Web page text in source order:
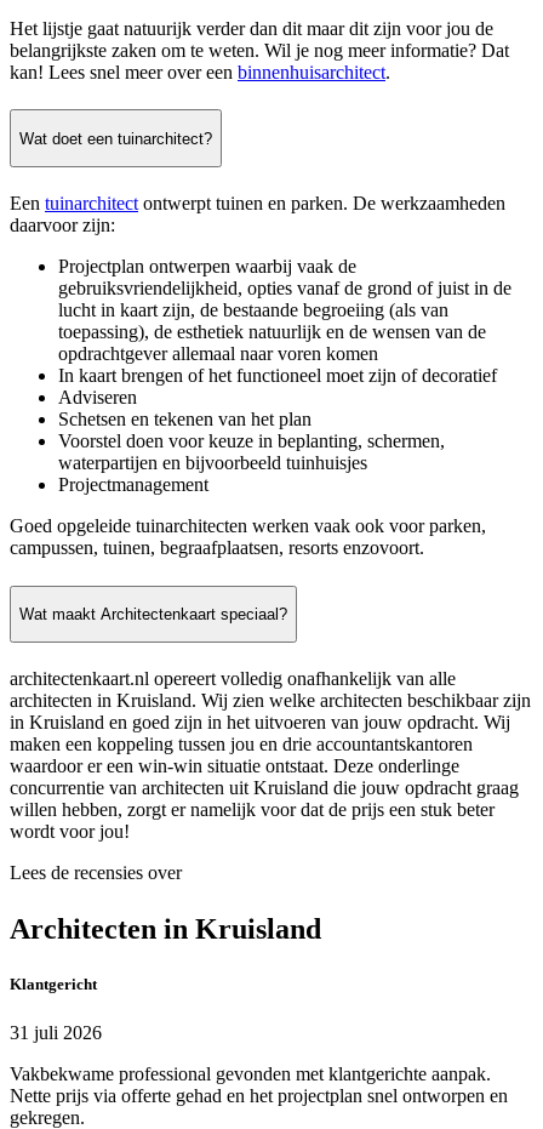
Het lijstje gaat natuurijk verder dan dit maar dit zijn voor jou de
belangrijkste zaken om te weten. Wil je nog meer informatie? Dat
kan! Lees snel meer over een binnenhuisarchitect.
Wat doet een tuinarchitect?
Een tuinarchitect ontwerpt tuinen en parken. De werkzaamheden
daarvoor zijn:
Projectplan ontwerpen waarbij vaak de
gebruiksvriendelijkheid, opties vanaf de grond of juist in de
lucht in kaart zijn, de bestaande begroeiing (als van
toepassing), de esthetiek natuurlijk en de wensen van de
opdrachtgever allemaal naar voren komen
In kaart brengen of het functioneel moet zijn of decoratief
Adviseren
Schetsen en tekenen van het plan
Voorstel doen voor keuze in beplanting, schermen,
waterpartijen en bijvoorbeeld tuinhuisjes
Projectmanagement
Goed opgeleide tuinarchitecten werken vaak ook voor parken,
campussen, tuinen, begraafplaatsen, resorts enzovoort.
Wat maakt Architectenkaart speciaal?
architectenkaart.nl opereert volledig onafhankelijk van alle
architecten in Kruisland. Wij zien welke architecten beschikbaar zijn
in Kruisland en goed zijn in het uitvoeren van jouw opdracht. Wij
maken een koppeling tussen jou en drie accountantskantoren
waardoor er een win-win situatie ontstaat. Deze onderlinge
concurrentie van architecten uit Kruisland die jouw opdracht graag
willen hebben, zorgt er namelijk voor dat de prijs een stuk beter
wordt voor jou!
Lees de recensies over
Architecten in Kruisland
Klantgericht
31 juli 2026
Vakbekwame professional gevonden met klantgerichte aanpak.
Nette prijs via offerte gehad en het projectplan snel ontworpen en
gekregen.